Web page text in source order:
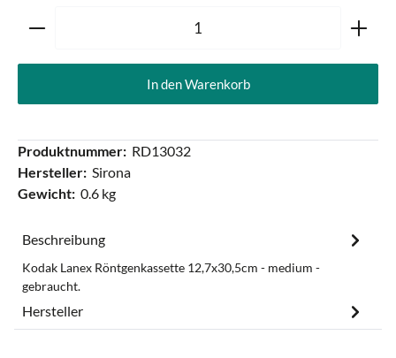
Produkt Anzahl: Gib den gewünschten Wert ein oder
In den Warenkorb
Produktnummer: RD13032
Hersteller: Sirona
Gewicht: 0.6 kg
Beschreibung
Kodak Lanex Röntgenkassette 12,7x30,5cm - medium -
gebraucht.
Hersteller